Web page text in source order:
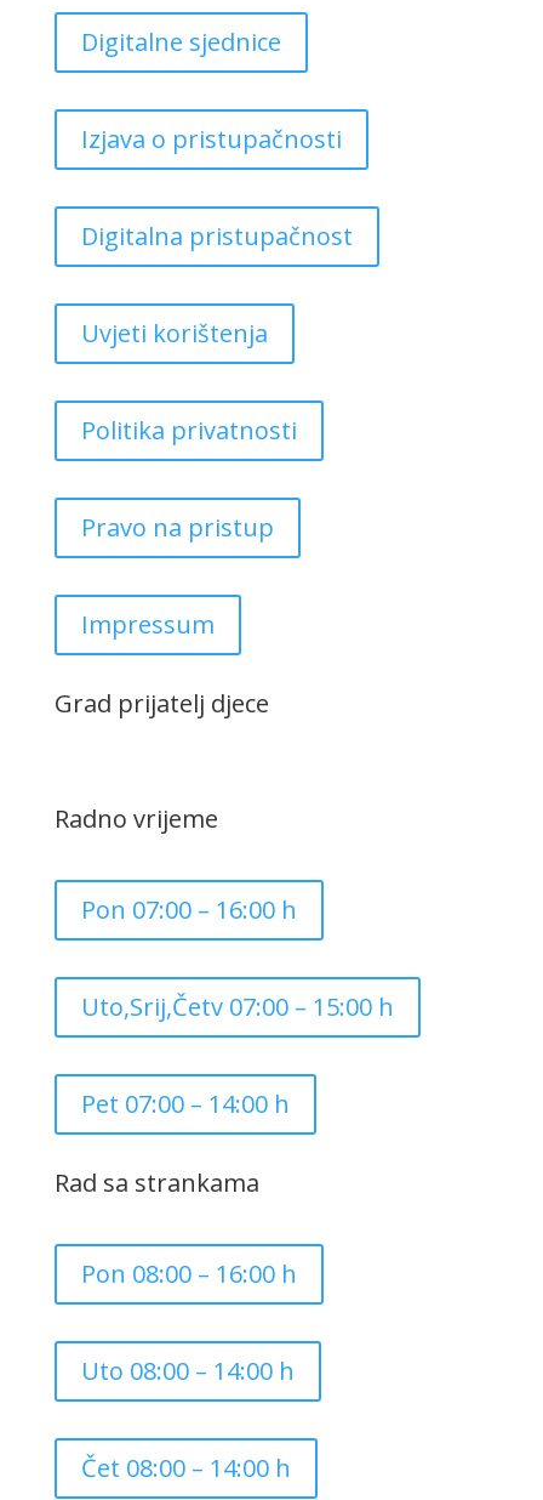
Digitalne sjednice
Izjava o pristupačnosti
Digitalna pristupačnost
Uvjeti korištenja
Politika privatnosti
Pravo na pristup
Impressum
Grad prijatelj djece
Radno vrijeme
Pon 07:00 – 16:00 h
Uto,Srij,Četv 07:00 – 15:00 h
Pet 07:00 – 14:00 h
Rad sa strankama
Pon 08:00 – 16:00 h
Uto 08:00 – 14:00 h
Čet 08:00 – 14:00 h